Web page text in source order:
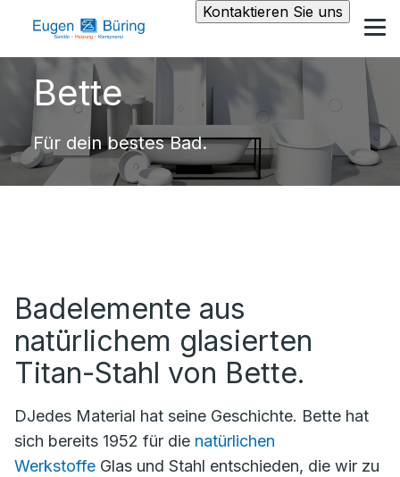
Kontaktieren Sie uns
Bette
Für dein bestes Bad.
Badelemente aus
natürlichem glasierten
Titan-Stahl von Bette.
DJedes Material hat seine Geschichte. Bette hat
sich bereits 1952 für die natürlichen
Werkstoffe Glas und Stahl entschieden, die wir zu